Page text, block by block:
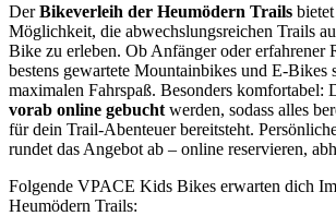
DerBikeverleih der Heumödern Trails
Möglichkeit, die abwechslungsreichen Trails
Bike zu erleben. Ob Anfänger oder erfahrener
bestens gewartete Mountainbikes und E‑Bikes
maximalen Fahrspaß. Besonders komfortabel:
vorab online gebucht werden, sodass alles
für dein Trail‑Abenteuer bereitsteht.
rundet das Angebot ab – online reservieren,
Folgende VPACE Kids Bikes erwarten dich
Heumödern Trails: